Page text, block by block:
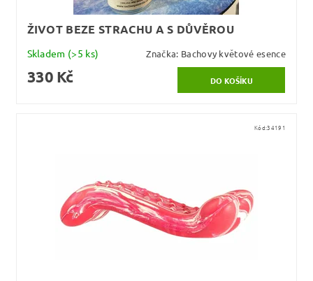
ŽIVOT BEZE STRACHU A S DŮVĚROU
Skladem (>5 ks) Značka: Bachovy květové esence
330 Kč
Kód:34191